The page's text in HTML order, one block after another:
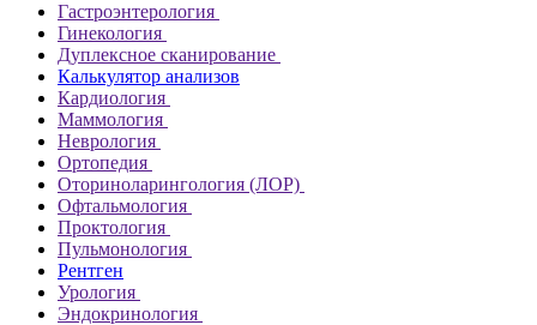
Гастроэнтерология
Гинекология
Дуплексное сканирование
Калькулятор анализов
Кардиология
Маммология
Неврология
Ортопедия
Оториноларингология (ЛОР)
Офтальмология
Проктология
Пульмонология
Рентген
Урология
Эндокринология